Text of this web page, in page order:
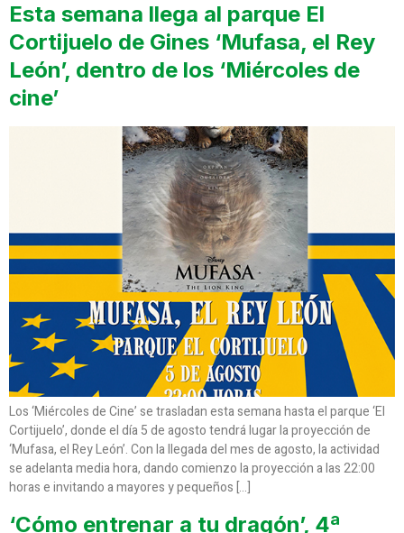
Esta semana llega al parque El
Cortijuelo de Gines ‘Mufasa, el Rey
León’, dentro de los ‘Miércoles de
cine’
Los ‘Miércoles de Cine’ se trasladan esta semana hasta el parque ‘El
Cortijuelo’, donde el día 5 de agosto tendrá lugar la proyección de
‘Mufasa, el Rey León’. Con la llegada del mes de agosto, la actividad
se adelanta media hora, dando comienzo la proyección a las 22:00
horas e invitando a mayores y pequeños […]
‘Cómo entrenar a tu dragón’, 4ª